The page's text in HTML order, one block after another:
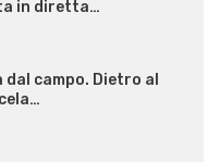
in diretta…
campo. Dietro al